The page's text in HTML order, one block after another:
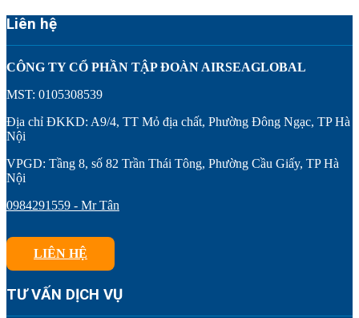
Liên hệ
CÔNG TY CỔ PHẦN TẬP ĐOÀN AIRSEAGLOBAL
MST: 0105308539
Địa chỉ ĐKKD: A9/4, TT Mỏ địa chất, Phường Đông Ngạc, TP Hà
Nội
VPGD: Tầng 8, số 82 Trần Thái Tông, Phường Cầu Giấy, TP Hà
Nội
0984291559 - Mr Tân
LIÊN HỆ
TƯ VẤN DỊCH VỤ